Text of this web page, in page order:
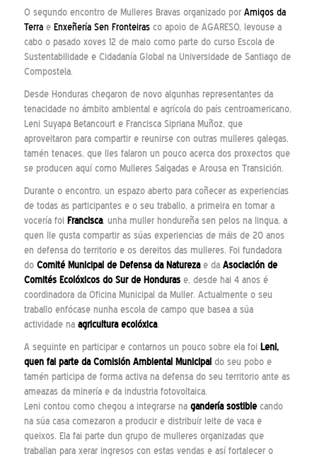
O segundo encontro de Mulleres Bravas organizado por Amigos da
Terra eEnxeñería Sen Fronteirasco apoio de AGARESO, levouse a
cabo o pasado xoves 12 de maio como parte do curso Escola de
Sustentabilidade e Cidadanía Global na Universidade de Santiago de
Compostela.
Desde Honduras chegaron de novo algunhas representantes da
tenacidade no ámbito ambiental e agrícola do país centroamericano,
Leni Suyapa Betancourt e Francisca Sipriana Muñoz, que
aproveitaron para compartir e reunirse con outras mulleres galegas,
tamén tenaces, que lles falaron un pouco acerca dos proxectos que
se producen aquí como Mulleres Salgadas e Arousa en Transición.
Durante o encontro, un espazo aberto para coñecer as experiencias
de todas as participantes e o seu traballo, a primeira en tomar a
vocería foi Francisca, unha muller hondureña sen pelos na lingua, a
quen lle gusta compartir as súas experiencias de máis de 20 anos
en defensa do territorio e os dereitos das mulleres. Foi fundadora
do Comité Municipal de Defensa da Naturezae da Asociación de
Comités Ecolóxicos do Sur de Hondurase, desde hai 4 anos é
coordinadora da Oficina Municipal da Muller. Actualmente o seu
traballo enfócase nunha escola de campo que basea a súa
actividade na agricultura ecolóxica.
A seguinte en participar e contarnos un pouco sobre ela foi Leni,
quen fai parte da Comisión Ambiental Municipal do seu pobo e
tamén participa de forma activa na defensa do seu territorio ante as
ameazas da minería e da industria fotovoltaica.
Leni contou como chegou a integrarse na gandería sostiblecando
na súa casa comezaron a producir e distribuír leite de vaca e
queixos. Ela fai parte dun grupo de mulleres organizadas que
traballan para xerar ingresos con estas vendas e así fortalecer o